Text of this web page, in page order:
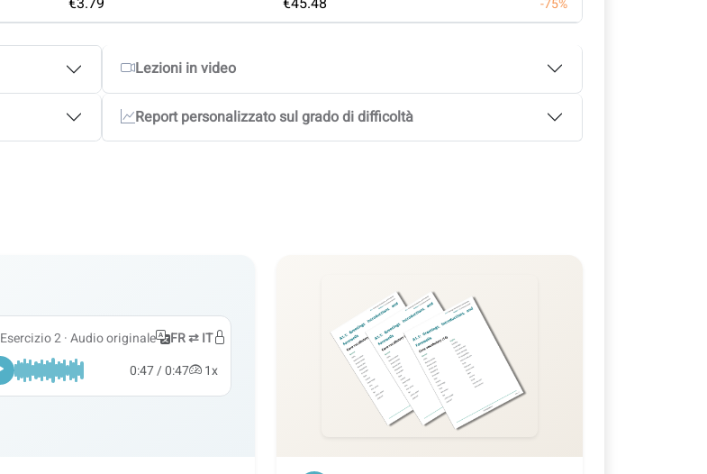
-75%
Lezioni in video
Report personalizzato sul grado di difficoltà
Esercizio 2 · Audio originale
FR ⇄ IT
0:47 / 0:47
1x